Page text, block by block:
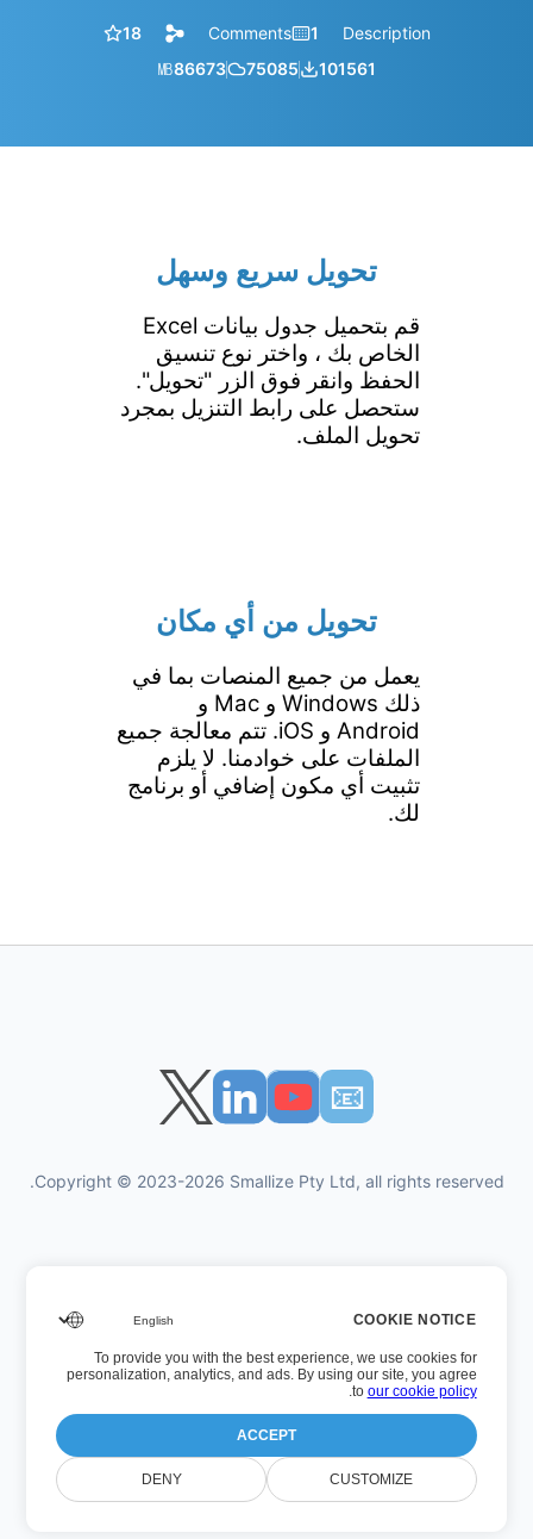
Description
1
Comments
18
101561
75085
86673
㎆︎
تحويل سريع وسهل
قم بتحميل جدول بيانات Excel
الخاص بك ، واختر نوع تنسيق
الحفظ وانقر فوق الزر "تحويل".
ستحصل على رابط التنزيل بمجرد
تحويل الملف.
تحويل من أي مكان
يعمل من جميع المنصات بما في
ذلك Windows و Mac و
Android و iOS. تتم معالجة جميع
الملفات على خوادمنا. لا يلزم
تثبيت أي مكون إضافي أو برنامج
لك.
📧︎
Copyright © 2023-2026 Smallize Pty Ltd, all rights reserved.
سياسة الخصوصية
شروط الاستخدام
الوصول التنفيذي
رقم الإصدار: 26.7.5
آخر تحديث: الأربعاء، 22 صفر 1448 بعد الهجرة
COOKIE NOTICE
To provide you with the best experience, we use cookies for
personalization, analytics, and ads. By using our site, you agree
to our cookie policy
.
ACCEPT
CUSTOMIZE
DENY